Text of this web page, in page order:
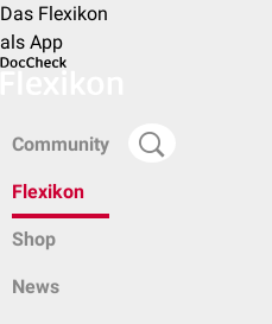
Das Flexikon
als App
Community
Flexikon
Shop
News